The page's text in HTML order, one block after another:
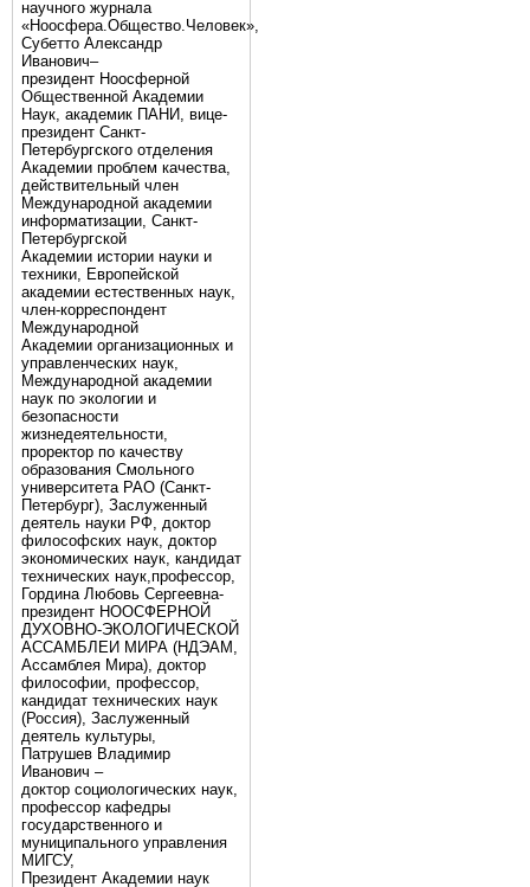
научного журнала
«Ноосфера.Общество.Человек»,
Субетто Александр
Иванович–
президент Ноосферной
Общественной Академии
Наук, академик ПАНИ, вице-
президент Санкт-
Петербургского отделения
Академии проблем качества,
действительный член
Международной академии
информатизации, Санкт-
Петербургской
Академии истории науки и
техники, Европейской
академии естественных наук,
член-корреспондент
Международной
Академии организационных и
управленческих наук,
Международной академии
наук по экологии и
безопасности
жизнедеятельности,
проректор по качеству
образования Смольного
университета РАО (Санкт-
Петербург), Заслуженный
деятель науки РФ, доктор
философских наук, доктор
экономических наук, кандидат
технических наук,профессор,
Гордина Любовь Сергеевна-
президент НООСФЕРНОЙ
ДУХОВНО-ЭКОЛОГИЧЕСКОЙ
АССАМБЛЕИ МИРА (НДЭАМ,
Ассамблея Мира), доктор
философии, профессор,
кандидат технических наук
(Россия), Заслуженный
деятель культуры,
Патрушев Владимир
Иванович –
доктор социологических наук,
профессор кафедры
государственного и
муниципального управления
МИГСУ,
Президент Академии наук